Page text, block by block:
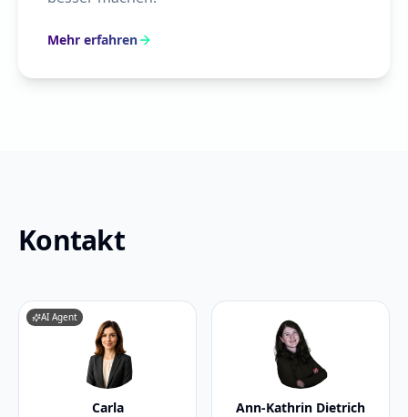
Mehr erfahren
Kontakt
AI Agent
Carla Ann-Kathrin Dietrich